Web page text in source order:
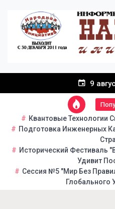
содержанию
9
Квантовые Технологии
Подготовка Инженерных
Исторический Фестиваль
Удивит
Сессия №5 "Мир Без
Глобального